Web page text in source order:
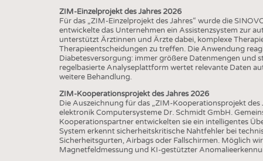
ZIM-Einzelprojekt des Jahres 2026
Für das „ZIM-Einzelprojekt des Jahres“ wurde die
entwickelte das Unternehmen ein Assistenzsystem zur
unterstützt Ärztinnen und Ärzte dabei, komplexe
Therapieentscheidungen zu treffen. Die Anwendung
Diabetesversorgung: immer größere Datenmengen und
regelbasierte Analyseplattform wertet relevante Daten
weitere Behandlung.
ZIM-Kooperationsprojekt des Jahres 2026
Die Auszeichnung für das „ZIM-Kooperationsprojekt des
elektronik Computersysteme Dr. Schmidt GmbH.
Kooperationspartner entwickelten sie ein intelligentes
System erkennt sicherheitskritische Nahtfehler bei
Sicherheitsgurten, Airbags oder Fallschirmen. Möglich
Magnetfeldmessung und KI-gestützter